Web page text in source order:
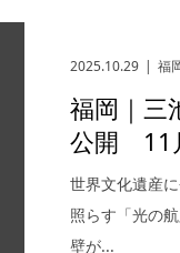
2025.10.29
福
福岡｜三
公開 11
世界文化遺産
照らす「光の
壁が...